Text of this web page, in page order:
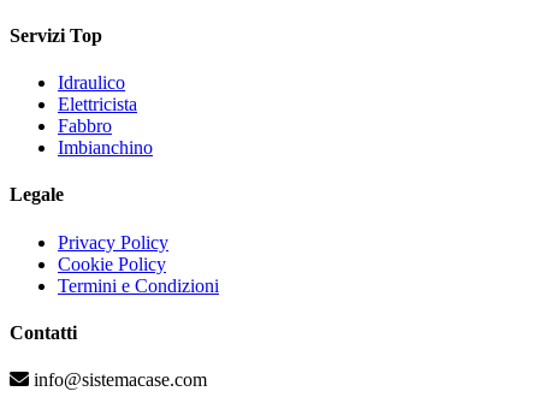
Servizi Top
Idraulico
Elettricista
Fabbro
Imbianchino
Legale
Privacy Policy
Cookie Policy
Termini e Condizioni
Contatti
info@sistemacase.com